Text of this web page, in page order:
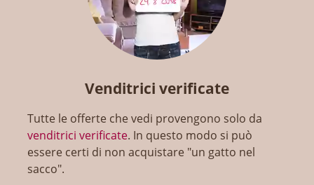
Venditrici verificate
Tutte le offerte che vedi provengono solo da
venditrici verificate. In questo modo si può
essere certi di non acquistare "un gatto nel
sacco".